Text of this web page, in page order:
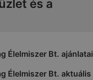
és a
Élelmiszer Bt. ajánlatai
Élelmiszer Bt. aktuális